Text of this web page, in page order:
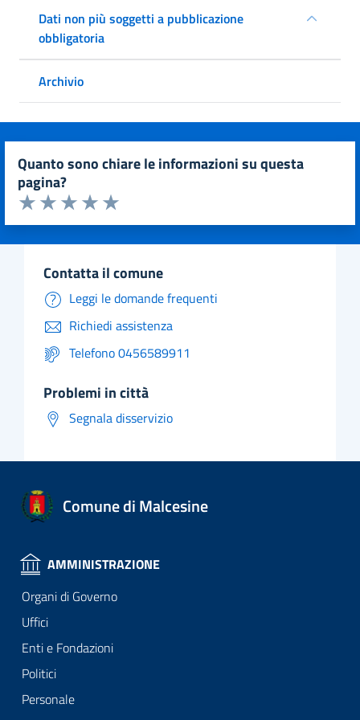
Dati non più soggetti a pubblicazione
obbligatoria
Archivio
quanto sono chiare le informazioni su questa
pagina?
Valuta da 1 a 5 stelle la pagina
Valuta 5 stelle su 5
Valuta 4 stelle su 5
Valuta 3 stelle su 5
Valuta 2 stelle su 5
Valuta 1 stelle su 5
contatta il comune
Leggi le domande frequenti
Richiedi assistenza
Telefono 0456589911
problemi in città
Segnala disservizio
Comune di Malcesine
AMMINISTRAZIONE
Organi di Governo
Uffici
Enti e Fondazioni
Politici
Personale